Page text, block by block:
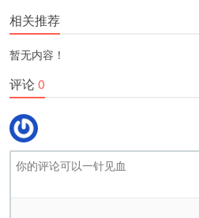
相关推荐
暂无内容！
评论0